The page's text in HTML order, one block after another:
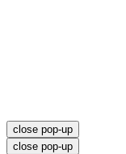
close pop-up
close pop-up